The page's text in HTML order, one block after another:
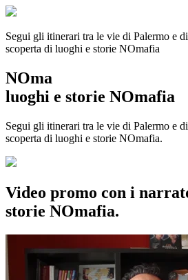
Segui gli itinerari tra le vie di Palermo e
scoperta di luoghi e storie NOmafia
NOma
luoghi e storie NOmafia
Segui gli itinerari tra le vie di Palermo e
scoperta di luoghi e storie NOmafia.
Video promo con i
storie NOmafia.